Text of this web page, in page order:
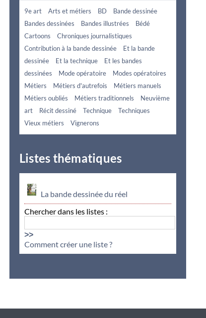
9e art Arts et métiers BD
Bande dessinée
Bandes dessinées
Bandes illustrées
Bédé
Cartoons
Chroniques journalistiques
Contribution à la bande dessinée
Et la bande
dessinée
Et la technique
Et les bandes
dessinées
Mode opératoire
Modes opératoires
Métiers
Métiers d'autrefois
Métiers manuels
Métiers oubliés
Métiers traditionnels
Neuvième
art
Récit dessiné Technique
Techniques
Vieux métiers
Vignerons
Listes thématiques
La bande dessinée du réel
Chercher dans les listes :
>>
Comment créer une liste ?